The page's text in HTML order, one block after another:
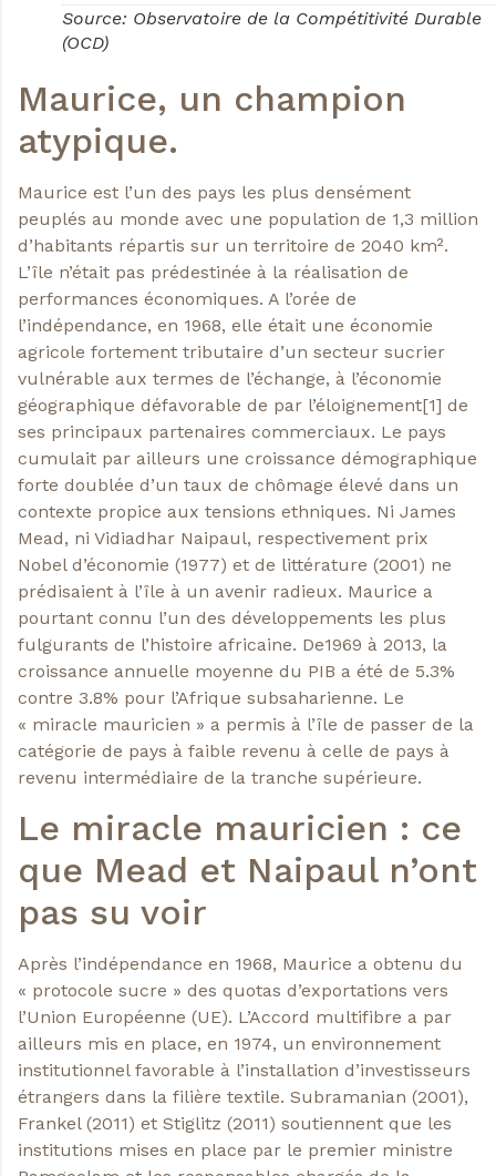
Source: Observatoire de la Compétitivité Durable
(OCD)
Maurice, un champion
atypique.
Maurice est l’un des pays les plus densément
peuplés au monde avec une population de 1,3 million
d’habitants répartis sur un territoire de 2040 km².
L’île n’était pas prédestinée à la réalisation de
performances économiques. A l’orée de
l’indépendance, en 1968, elle était une économie
agricole fortement tributaire d’un secteur sucrier
vulnérable aux termes de l’échange, à l’économie
géographique défavorable de par l’éloignement[1] de
ses principaux partenaires commerciaux. Le pays
cumulait par ailleurs une croissance démographique
forte doublée d’un taux de chômage élevé dans un
contexte propice aux tensions ethniques. Ni James
Mead, ni Vidiadhar Naipaul, respectivement prix
Nobel d’économie (1977) et de littérature (2001) ne
prédisaient à l’île à un avenir radieux. Maurice a
pourtant connu l’un des développements les plus
fulgurants de l’histoire africaine. De1969 à 2013, la
croissance annuelle moyenne du PIB a été de 5.3%
contre 3.8% pour l’Afrique subsaharienne. Le
« miracle mauricien » a permis à l’île de passer de la
catégorie de pays à faible revenu à celle de pays à
revenu intermédiaire de la tranche supérieure.
Le miracle mauricien : ce
que Mead et Naipaul n’ont
pas su voir
Après l’indépendance en 1968, Maurice a obtenu du
« protocole sucre » des quotas d’exportations vers
l’Union Européenne (UE). L’Accord multifibre a par
ailleurs mis en place, en 1974, un environnement
institutionnel favorable à l’installation d’investisseurs
étrangers dans la filière textile. Subramanian (2001),
Frankel (2011) et Stiglitz (2011) soutiennent que les
institutions mises en place par le premier ministre